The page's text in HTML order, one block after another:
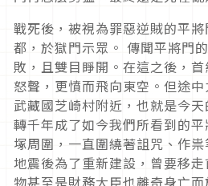
戰死後，被視為罪惡逆賊的平
都，於獄門示眾。 傳聞平將門
敗，且雙目睜開。在這之後，
怒聲，更憤而飛向東空。但途
武藏國芝崎村附近，也就是今
轉千年成了如今我們所看到的
塚周圍，一直圍繞著詛咒、作
地震後為了重新建設，曾要移
物甚至是財務大臣也離奇身亡